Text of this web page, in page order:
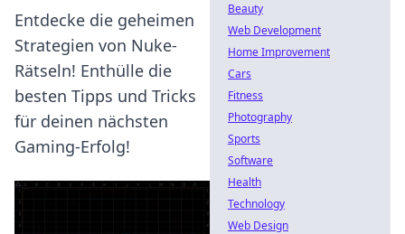
Entdecke die geheimen
Strategien von Nuke-
Rätseln! Enthülle die
besten Tipps und Tricks
für deinen nächsten
Gaming-Erfolg!
Beauty
Web Development
Home Improvement
Cars
Fitness
Photography
Sports
Software
Health
Technology
Web Design